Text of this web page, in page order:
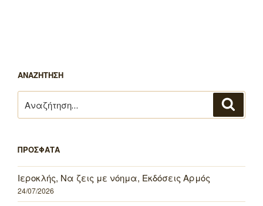
ΑΝΑΖΗΤΗΣΗ
για:
ΠΡΟΣΦΑΤΑ
Ιεροκλής, Να ζεις με νόημα, Εκδόσεις Αρμός
24/07/2026